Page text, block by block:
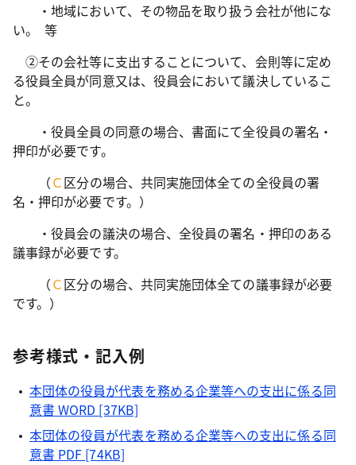
・地域において、その物品を取り扱う会社が他にな
い。 等
②その会社等に支出することについて、会則等に定め
る役員全員が同意又は、役員会において議決しているこ
と。
・役員全員の同意の場合、書面にて全役員の署名・
押印が必要です。
（Ｃ区分の場合、共同実施団体全ての全役員の署
名・押印が必要です。）
・役員会の議決の場合、全役員の署名・押印のある
議事録が必要です。
（Ｃ区分の場合、共同実施団体全ての議事録が必要
です。）
参考様式・記入例
本団体の役員が代表を務める企業等への支出に係る同
意書 WORD [37KB]
本団体の役員が代表を務める企業等への支出に係る同
意書 PDF [74KB]